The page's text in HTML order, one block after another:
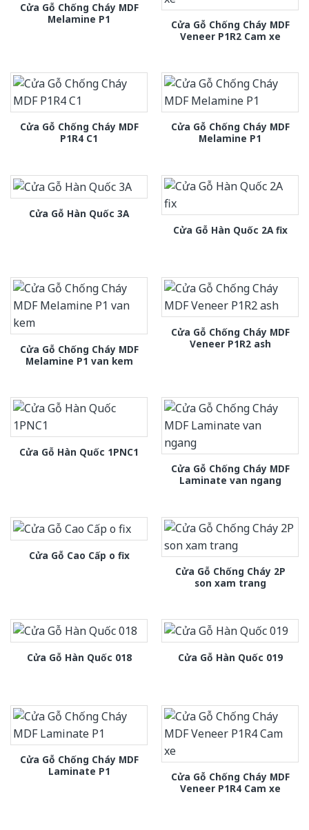
Cửa Gỗ Chống Cháy MDF
Melamine P1
Cửa Gỗ Chống Cháy MDF
Veneer P1R2 Cam xe
Cửa Gỗ Chống Cháy MDF
P1R4 C1
Cửa Gỗ Chống Cháy MDF
Melamine P1
Cửa Gỗ Hàn Quốc 3A
Cửa Gỗ Hàn Quốc 2A fix
Cửa Gỗ Chống Cháy MDF
Melamine P1 van kem
Cửa Gỗ Chống Cháy MDF
Veneer P1R2 ash
Cửa Gỗ Hàn Quốc 1PNC1
Cửa Gỗ Chống Cháy MDF
Laminate van ngang
Cửa Gỗ Cao Cấp o fix
Cửa Gỗ Chống Cháy 2P
son xam trang
Cửa Gỗ Hàn Quốc 018 Cửa Gỗ Hàn Quốc 019
Cửa Gỗ Chống Cháy MDF
Laminate P1
Cửa Gỗ Chống Cháy MDF
Veneer P1R4 Cam xe